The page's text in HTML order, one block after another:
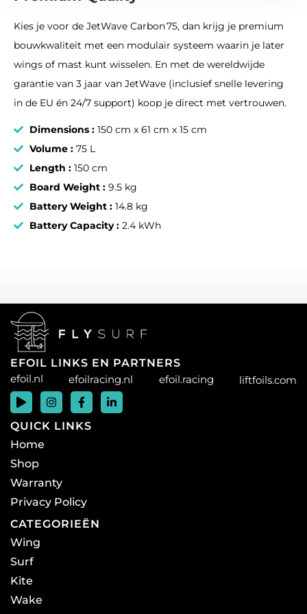
Kies je voor de JetWave Carbon 75, dan krijg je premium
bouwkwaliteit met een modulair systeem waarin je later
wings of mast kunt wisselen. En met de wereldwijde
garantie van 3 jaar van JetWave (inclusief snelle levering
in de EU én 24/7 support) koop je direct met vertrouwen.
Dimensions : 150 cm x 61 cm x 15 cm
Volume : 75 L
Length : 150 cm
Board Weight : 9.5 kg
Battery Weight : 14.8 kg
Battery Capacity : 2.4 kWh
EFOIL LINKS EN PARTNERS
efoil.nl
efoilracing.nl efoil.racing liftfoils.com
QUICK LINKS
Home
Shop
Warranty
Privacy Policy
CATEGORIEËN
Wing
Surf
Kite
Wake